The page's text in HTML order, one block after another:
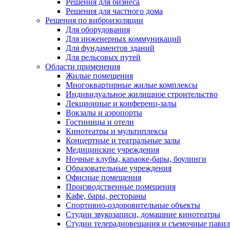
Решения для бизнеса
Решения для частного дома
Решения по виброизоляции
Для оборудования
Для инженерных коммуникаций
Для фундаментов зданий
Для рельсовых путей
Области применения
Жилые помещения
Многоквартирные жилые комплексы
Индивидуальное жилищное строительство
Лекционные и конференц-залы
Вокзалы и аэропорты
Гостиницы и отели
Кинотеатры и мультиплексы
Концертные и театральные залы
Медицинские учреждения
Ночные клубы, караоке-бары, боулинги
Образовательные учреждения
Офисные помещения
Производственные помещения
Кафе, бары, рестораны
Спортивно-оздоровительные объекты
Студии звукозаписи, домашние кинотеатры
Студии телерадиовещания и съемочные